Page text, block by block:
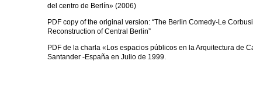
del centro de Berlín» (2006)
PDF copy of the original version: “The Berlin Comedy-Le
Reconstruction of Central Berlin”
PDF de la charla «Los espacios públicos en la Arquitectura de
Santander -España en Julio de 1999.